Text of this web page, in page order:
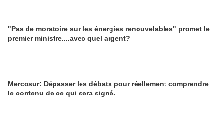
"Pas de moratoire sur les énergies renouvelables" promet le
premier ministre....avec quel argent?
Mercosur: Dépasser les débats pour réellement comprendre
le contenu de ce qui sera signé.